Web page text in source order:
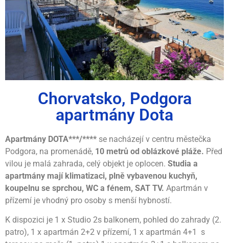
Chorvatsko, Podgora
apartmány Dota
Apartmány DOTA***/**** se nacházejí v centru městečka
Podgora, na promenádě, 10 metrů od oblázkové pláže. Před
vilou je malá zahrada, celý objekt je oplocen. Studia a
apartmány mají klimatizaci, plně vybavenou kuchyň,
koupelnu se sprchou, WC a fénem, SAT TV. Apartmán v
přízemí je vhodný pro osoby s menší hybností.
K dispozici je 1 x Studio 2s balkonem, pohled do zahrady (2.
patro), 1 x apartmán 2+2 v přízemí, 1 x apartmán 4+1 s